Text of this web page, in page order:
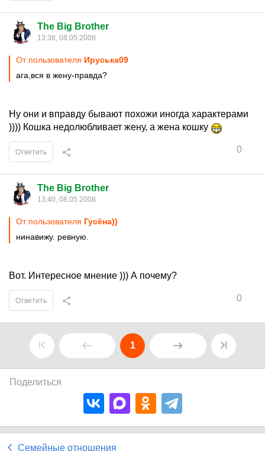
The Big Brother
13:38, 08.05.2008
От пользователя Ируська09
ага,вся в жену-правда?
Ну они и вправду бывают похожи иногда характерами
)))) Кошка недолюбливает жену, а жена кошку
0
Ответить
The Big Brother
13:40, 08.05.2008
От пользователя Гусёна))
нинавижу. ревную.
Вот. Интересное мнение ))) А почему?
0
Ответить
1
Поделиться
Семейные отношения